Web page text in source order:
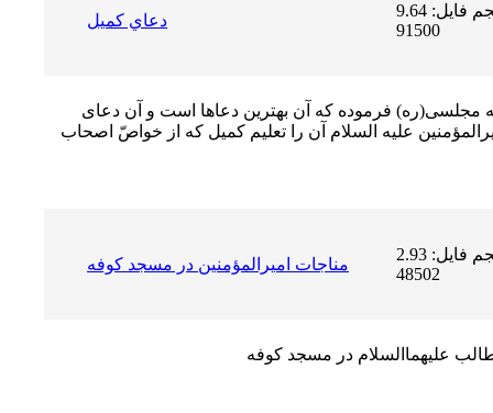
دعاي كميل
حجم فایل: 9.64 MB | دریافت ها:
91500
مجلسى(ره) فرموده كه آن بهترين دعاها است و آن دعاى
عليه السلام آن را تعليم كميل كه از خواصّ اصحاب
مناجات اميرالمؤمنين در مسجد كوفه
حجم فایل: 2.93 MB | دریافت ها:
48502
عليهماالسلام در مسجد كوفه